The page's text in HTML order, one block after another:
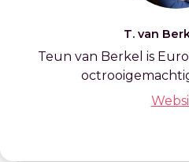
T. van
Teun van Berkel is